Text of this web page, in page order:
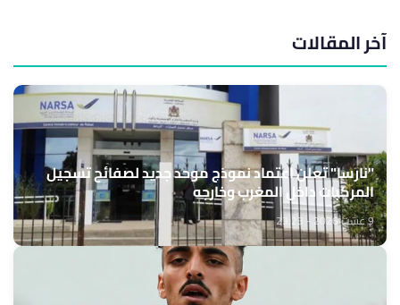
آخر المقالات
"نارسا" تعلن اعتماد نموذج موحد جديد لصفائح تسجيل
المركبات داخل المغرب وخارجه
9 غشت 2026 - 23:23